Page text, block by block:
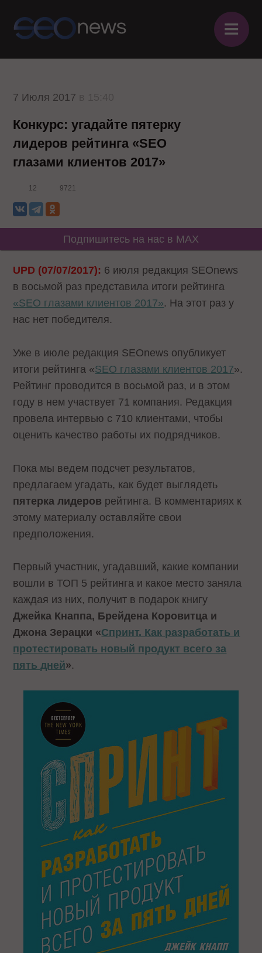
≡
7 Июля 2017
Конкурс: угадайте пятерку
лидеров рейтинга «SEO
глазами клиентов 2017»
12 9721
Подпишитесь на нас в MAX
UPD (07/07/2017): 6 июля редакция SEOnews
в восьмой раз представила итоги рейтинга
«SEO глазами клиентов 2017». На этот раз у
нас нет победителя.
Уже в июле редакция SEOnews опубликует
итоги рейтинга «SEO глазами клиентов 2017».
Рейтинг проводится в восьмой раз, и в этом
году в нем участвует 71 компания. Редакция
провела интервью с 710 клиентами, чтобы
оценить качество работы их подрядчиков.
Пока мы ведем подсчет результатов,
предлагаем угадать, как будет выглядеть
пятерка лидеров рейтинга. В комментариях к
этому материалу оставляйте свои
предположения.
Первый участник, угадавший, какие компании
вошли в ТОП 5 рейтинга и какое место заняла
каждая из них, получит в подарок книгу
Джейка Кнаппа, Брейдена Коровитца и
Джона Зерацки «Спринт. Как разработать и
протестировать новый продукт всего за
пять дней».